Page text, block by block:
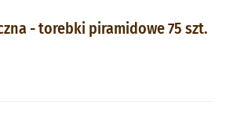
- torebki piramidowe 75 szt.